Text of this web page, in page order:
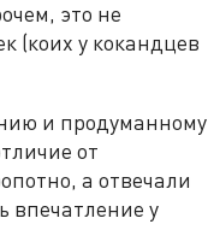
это не
(коих у кокандцев
и продуманному
от
а отвечали
впечатление у